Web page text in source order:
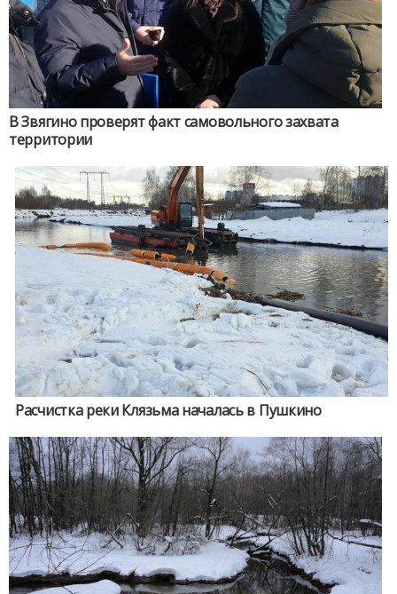
В Звягино проверят факт самовольного захвата
территории
Расчистка реки Клязьма началась в Пушкино